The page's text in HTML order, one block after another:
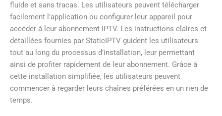
fluide et sans tracas. Les utilisateurs peuvent télécharger
facilement l’application ou configurer leur appareil pour
accéder à leur abonnement IPTV. Les instructions claires et
détaillées fournies par StaticIPTV guident les utilisateurs
tout au long du processus d’installation, leur permettant
ainsi de profiter rapidement de leur abonnement. Grâce à
cette installation simplifiée, les utilisateurs peuvent
commencer à regarder leurs chaînes préférées en un rien de
temps.